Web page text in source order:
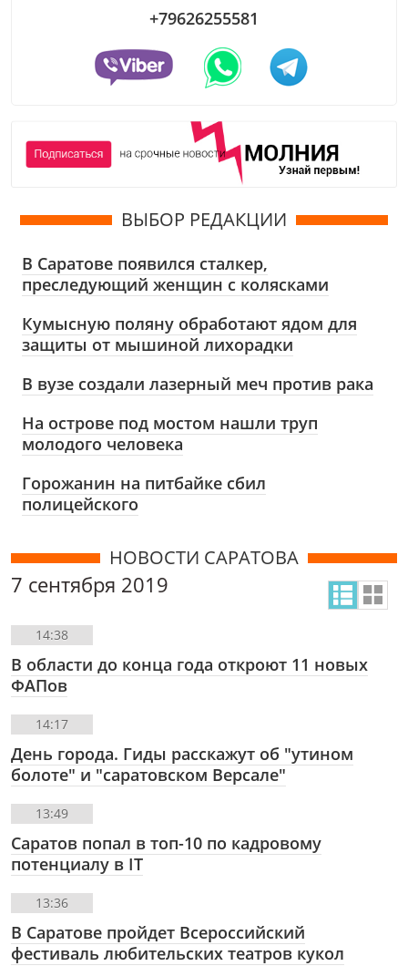
+79626255581
ВЫБОР РЕДАКЦИИ
В Саратове появился сталкер,
преследующий женщин с колясками
Кумысную поляну обработают ядом для
защиты от мышиной лихорадки
В вузе создали лазерный меч против рака
На острове под мостом нашли труп
молодого человека
Горожанин на питбайке сбил
полицейского
НОВОСТИ САРАТОВА
7 сентября 2019
14:38
В области до конца года откроют 11 новых
ФАПов
14:17
День города. Гиды расскажут об "утином
болоте" и "саратовском Версале"
13:49
Саратов попал в топ-10 по кадровому
потенциалу в IT
13:36
В Саратове пройдет Всероссийский
фестиваль любительских театров кукол